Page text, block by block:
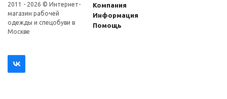
2011 - 2026 © Интернет-
магазин рабочей
одежды и спецобуви в
Москве
Компания
Информация
Помощь